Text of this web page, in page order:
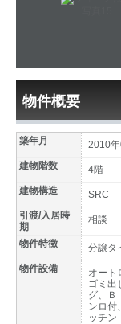
物件概要
築年月 2010年
建物階数
4階
建物構造
SRC
引渡/入居時
期
相談
物件特徴
分譲タ
物件設備
オート
ゴミ出
グ、Ｂ
ンロ付
ッチン